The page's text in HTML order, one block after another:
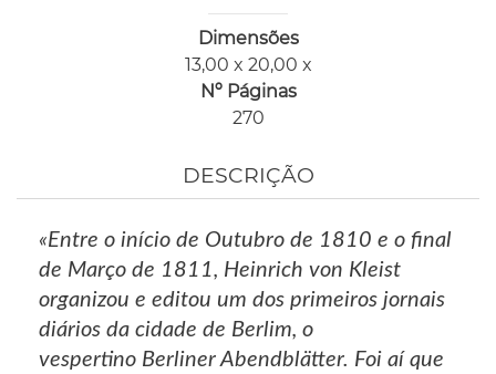
Dimensões
13,00 x 20,00 x
Nº Páginas
270
DESCRIÇÃO
«Entre o início de Outubro de 1810 e o final
de Março de 1811, Heinrich von Kleist
organizou e editou um dos primeiros jornais
diários da cidade de Berlim, o
vespertino Berliner Abendblätter. Foi aí que